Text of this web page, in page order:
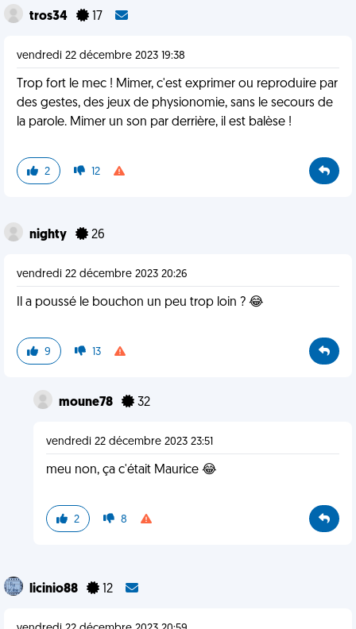
tros34 17
vendredi 22 décembre 2023 19:38
Trop fort le mec ! Mimer, c'est exprimer ou reproduire par
des gestes, des jeux de physionomie, sans le secours de
la parole. Mimer un son par derrière, il est balèse !
2 12
nighty 26
vendredi 22 décembre 2023 20:26
Il a poussé le bouchon un peu trop loin ? 😂
9 13
moune78 32
vendredi 22 décembre 2023 23:51
meu non, ça c'était Maurice 😂
2 8
licinio88 12